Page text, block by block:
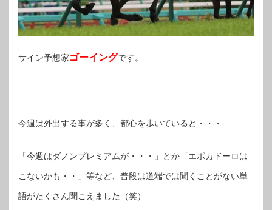
サイン予想家ゴーイングです。
今週は外出する事が多く、都心を歩いていると・・・
「今週はダノンプレミアムが・・・」とか「エポカドーロは
こないかも・・」等など、普段は道端では聞くことがない単
語がたくさん聞こえました（笑）